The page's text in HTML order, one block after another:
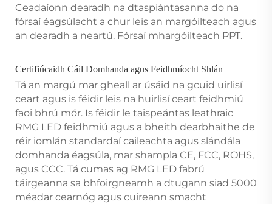
Ceadaíonn dearadh na dtaspiántasanna do na
fórsaí éagsúlacht a chur leis an margóilteach agus
an dearadh a neartú. Fórsaí mhargóilteach PPT.
Certifiúcaidh Cáil Domhanda agus Feidhmíocht Shlán
Tá an margú mar gheall ar úsáid na gcuid uirlisí
ceart agus is féidir leis na huirlisí ceart feidhmiú
faoi bhrú mór. Is féidir le taispeántas leathraic
RMG LED feidhmiú agus a bheith dearbhaithe de
réir iomlán standardaí caileachta agus slándála
domhanda éagsúla, mar shampla CE, FCC, ROHS,
agus CCC. Tá cumas ag RMG LED fabrú
táirgeanna sa bhfoirgneamh a dtugann siad 5000
méadar cearnóg agus cuireann smacht